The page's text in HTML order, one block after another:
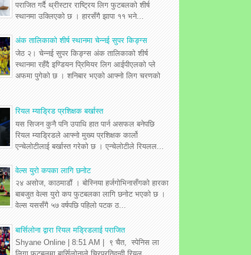
पराजित गर्दै थ्रीस्टार राष्ट्रिय लिग फुटबलको शीर्ष
स्थानमा उक्लिएको छ । हारसँगै झापा ११ भने...
अंक तालिकाको शीर्ष स्थानमा चेन्नई सुपर किङ्ग्स
जेठ २। चेन्नई सुपर किङ्ग्स अंक तालिकाको शीर्ष
स्थानमा रहँदै इण्डियन प्रिमियर लिग आईपीएलको प्ले
अफमा पुगेको छ । शनिबार भएको आफ्नो लिग चरणको
रियल म्याड्रिड प्रशिक्षक बर्खास्त
यस सिजन कुनै पनि उपाधि हात पार्न असफल बनेपछि
रियल म्याड्रिडले आफ्नो मुख्य प्रशिक्षक कार्लो
एन्चेलोटीलाई बर्खास्त गरेको छ । एन्चेलोटीले रियलल...
वेल्स युरो कपका लागि छनोट
२४ असोज, काठमाडौं । बोस्निया हर्जगोभिनासँगको हारका
बाबजुत वेल्स युरो कप फुटबलका लागि छनोट भएको छ ।
वेल्स यससँगै ५७ वर्षपछि पहिलो पटक ठ...
बार्सिलोना द्वारा रियल मड्रिडलाई पराजित
Shyane Online | 8:51 AM | ९ चैत, स्पेनिस ला